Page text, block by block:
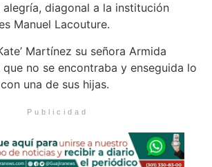
diagonal a la institución
Manuel Lacouture.
Martínez su señora Armida
no se encontraba y enseguida lo
una de sus hijas.
Publicidad